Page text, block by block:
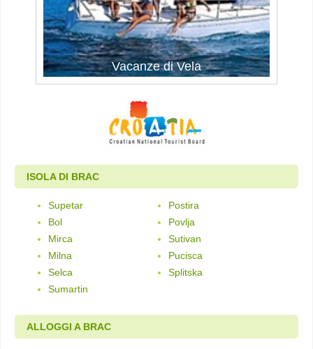
Vacanze di Vela
ISOLA DI BRAC
Supetar
Postira
Bol
Povlja
Mirca
Sutivan
Milna
Pucisca
Selca
Splitska
Sumartin
ALLOGGI A BRAC